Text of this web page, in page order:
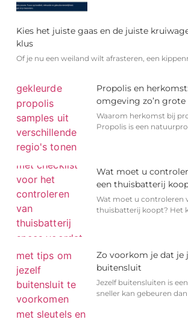
Kies het juiste gaas en de juiste
klus
Of je nu een weiland wilt afrasteren, een
Propolis en
omgeving zo’n grote
Waarom herkomst bij
Propolis is een
Wat moet u
een thuisbatterij
Wat moet u controleren
thuisbatterij koopt? Het
Zo voorkom je dat je
buitensluit
Jezelf buitensluiten is
sneller kan gebeuren